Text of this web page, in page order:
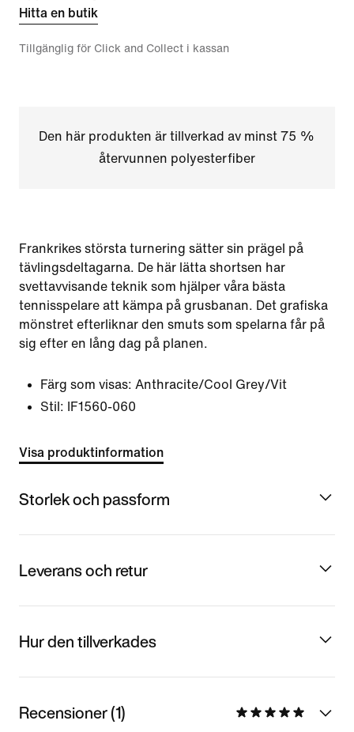
Hitta en butik
Tillgänglig för Click and Collect i kassan
Den här produkten är tillverkad av minst 75 %
återvunnen polyesterfiber
Frankrikes största turnering sätter sin prägel på
tävlingsdeltagarna. De här lätta shortsen har
svettavvisande teknik som hjälper våra bästa
tennisspelare att kämpa på grusbanan. Det grafiska
mönstret efterliknar den smuts som spelarna får på
sig efter en lång dag på planen.
Färg som visas: Anthracite/Cool Grey/Vit
Stil:
IF1560-060
Visa produktinformation
Storlek och passform
Leverans och retur
Hur den tillverkades
Recensioner (1)